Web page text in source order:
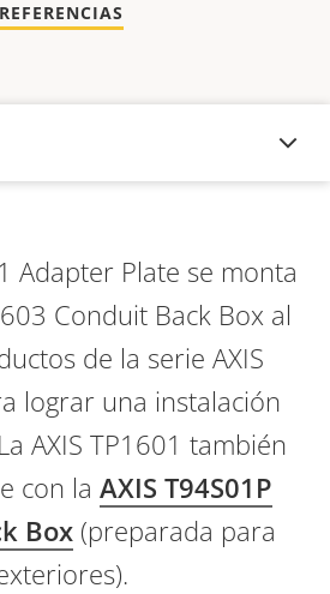
REFERENCIAS
Adapter Plate se monta
Conduit Back Box al
de la serie AXIS
lograr una instalación
AXIS TP1601 también
con la AXIS T94S01P
Box(preparada para